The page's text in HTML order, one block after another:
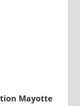
Mayotte